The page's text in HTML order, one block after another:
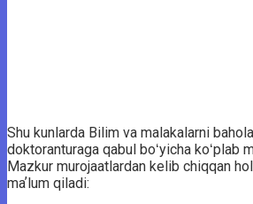
Shu kunlarda Bilim va malakalarni
doktoranturaga qabul boʻyicha koʻplab
Mazkur murojaatlardan kelib chiqqan
maʼlum qiladi: